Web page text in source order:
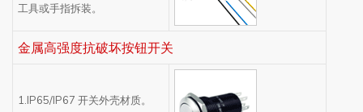
工具或手指拆装。
金属高强度抗破坏按钮开关
1.IP65/IP67 开关外壳材质。